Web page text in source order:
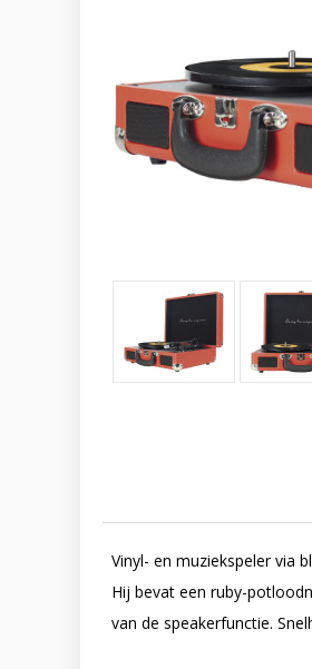
Vinyl- en muziekspeler via
Hij bevat een ruby-
van de speakerfunctie.